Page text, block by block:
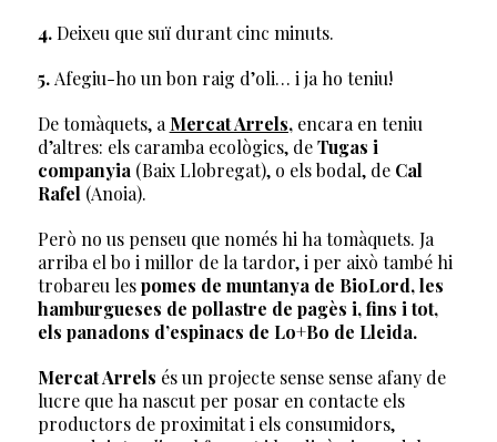
4.Deixeu que suï durant cinc minuts.
5. Afegiu-ho un bon raig d’oli… i ja ho teniu!
De tomàquets, a Mercat Arrels,encara en teniu
d’altres: els caramba ecològics, deTugas i
companyia (Baix Llobregat), o els bodal, de Cal
Rafel (Anoia).
Però no us penseu que només hi ha tomàquets. Ja
arriba el bo i millor de la tardor, i per això també hi
trobareu lespomes de muntanya de BioLord, les
hamburgueses de pollastre de pagès i, fins i tot,
els panadons d’espinacs de Lo+Bo de Lleida.
Mercat Arrels és un projecte sense sense afany de
lucre que ha nascut per posar en contacte els
productors de proximitat i els consumidors,